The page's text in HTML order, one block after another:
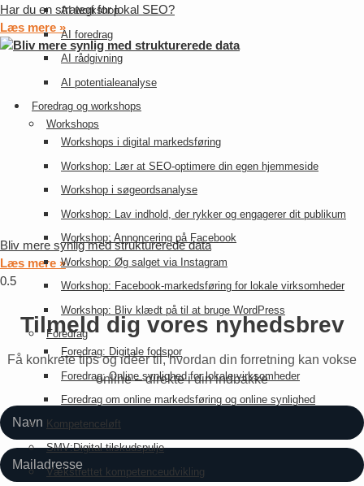
AI workshop
AI foredrag
AI rådgivning
AI potentialeanalyse
Foredrag og workshops
Workshops
Workshops i digital markedsføring
Workshop: Lær at SEO-optimere din egen hjemmeside
Workshop i søgeordsanalyse
Workshop: Lav indhold, der rykker og engagerer dit publikum
Workshop: Annoncering på Facebook
Workshop: Øg salget via Instagram
Workshop: Facebook-markedsføring for lokale virksomheder
Workshop: Bliv klædt på til at bruge WordPress
Foredrag
Foredrag: Digitale fodspor
Foredrag: Online synlighed for lokale virksomheder
Foredrag om online markedsføring og online synlighed
Kompetenceløft
SMV:Digital tilskudspulje
Vækstrettet kompetenceudvikling
Har du en strategi for lokal SEO?
Læs mere »
Bliv mere synlig med strukturerede data
Læs mere »
Tilmeld dig vores nyhedsbrev
Få konkrete tips og idéer til, hvordan din forretning kan vokse
online – direkte i din indbakke